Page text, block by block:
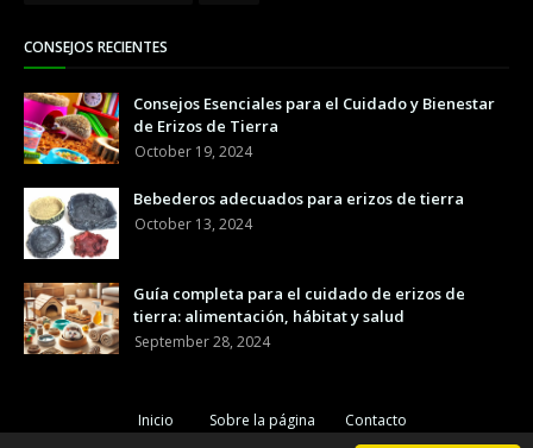
CONSEJOS RECIENTES
Consejos Esenciales para el Cuidado y Bienestar
de Erizos de Tierra
October 19, 2024
Bebederos adecuados para erizos de tierra
October 13, 2024
Guía completa para el cuidado de erizos de
tierra: alimentación, hábitat y salud
September 28, 2024
Inicio Sobre la página Contacto